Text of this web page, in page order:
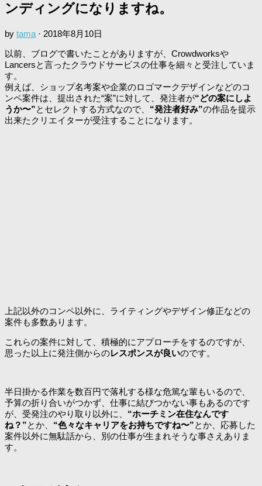
ンディングになりますね。
by tama · 2018年8月10日
以前、ブログで書いたことがありますが、Crowdworksや
Lancersと言ったクラウドサービスの仕事を細々と受注していま
す。
例えば、ショップ名考案や企業のロゴマークデザインなどのコ
ンペ案件は、提出された“案”に対して、発注者が“どの案にしよ
うか〜”とセレクトする方式なので、 “発注者好み”の作品を提示
出来たクリエイターが受注することになります。
上記以外のコンペ以外に、ライティングやデザイン修正などの
案件も多数あります。
これらの案件に対して、積極的にアプローチをするのですが、
思った以上に発注側からのレスポンスが良いのです。
半日掛かる作業を数百円で落札する様な危篤な輩もいるので、
予算の折り合いがつかず、仕事に結びつかない事もあるのです
が、受発注のやり取り以外に、 “ホーチミン在住なんです
ね？”とか、 “色々なキャリアをお持ちですね〜”とか、応募した
案件以外に無駄話から、別の仕事が生まれそうな事さえありま
す。